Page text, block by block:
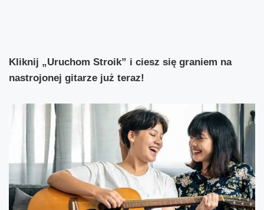
Kliknij „Uruchom Stroik” i ciesz się graniem na
nastrojonej gitarze już teraz!